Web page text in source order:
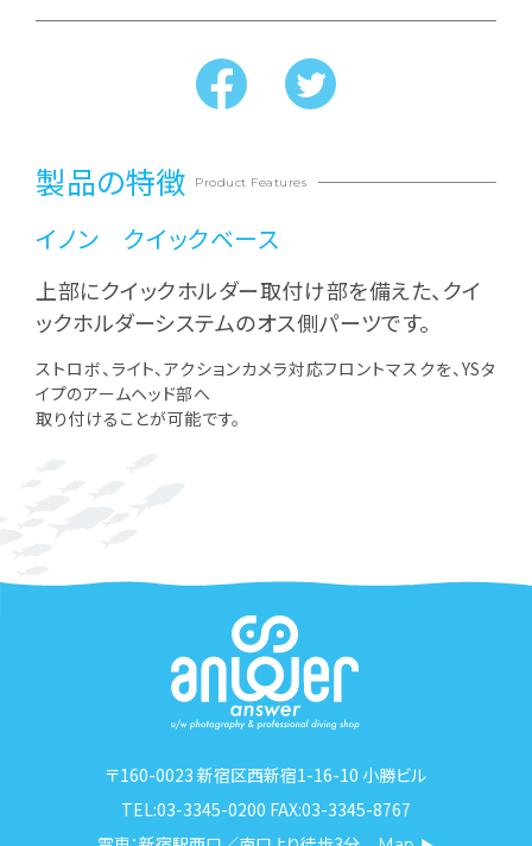
製品の特徴 Product Features
イノン クイックベース
上部にクイックホルダー取付け部を備えた、クイ
ックホルダーシステムのオス側パーツです。
ストロボ、ライト、アクションカメラ対応フロントマスクを、YSタ
イプのアームヘッド部へ
取り付けることが可能です。
〒160-0023 新宿区西新宿1-16-10 小勝ビル
TEL:03-3345-0200 FAX:03-3345-8767